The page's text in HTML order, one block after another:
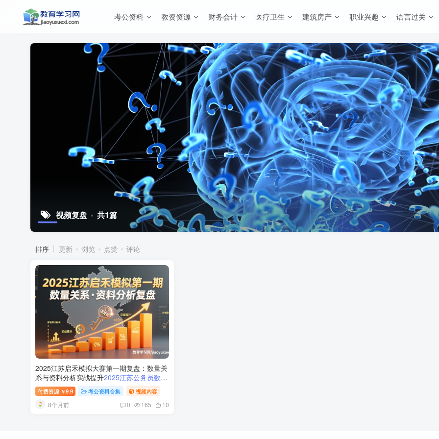
考公资料 教资资源 财务会计 医疗卫生 建筑房产 职业兴趣 语言过关
视频复盘 共1篇
排序 更新 浏览 点赞 评论
2025江苏启禾模拟大赛第一期复盘：数量关
系与资料分析实战提升2025江苏公务员数量
关系资料分析模拟复盘
付费资源 ￥9.9 考公资料合集 视频内容
8个月前 0 165 10